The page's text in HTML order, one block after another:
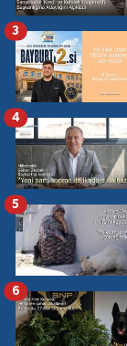
3
4
5
6